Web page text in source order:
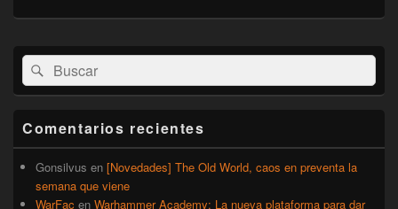
El
área
de
widget
lateral
primaria
Buscar
por:
Buscar
Comentarios recientes
Gonsilvus en [Novedades] The Old World, caos en preventa la
semana que viene
WarFac en Warhammer Academy: La nueva plataforma para dar